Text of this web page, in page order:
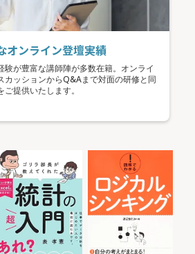
オンライン登壇実績
験が豊富な講師陣が多数在籍。オンライ
カッションからQ&Aまで対面の研修と同
提供いたします。